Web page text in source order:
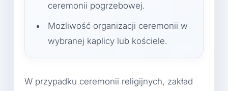
ceremonii pogrzebowej.
Możliwość organizacji ceremonii w
wybranej kaplicy lub kościele.
W przypadku ceremonii religijnych, zakład